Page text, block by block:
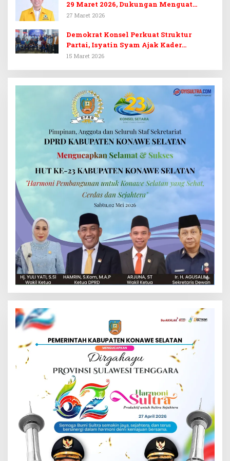
29 Maret 2026, Dukungan Menguat
untuk Irham Kalenggo
27 Maret 2026
Demokrat Konsel Perkuat Struktur
Partai, Isyatin Syam Ajak Kader
Kembalikan Kejayaan
15 Maret 2026